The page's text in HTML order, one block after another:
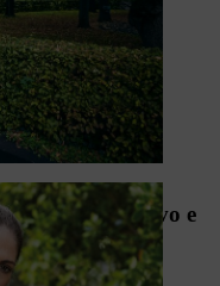
criativo e